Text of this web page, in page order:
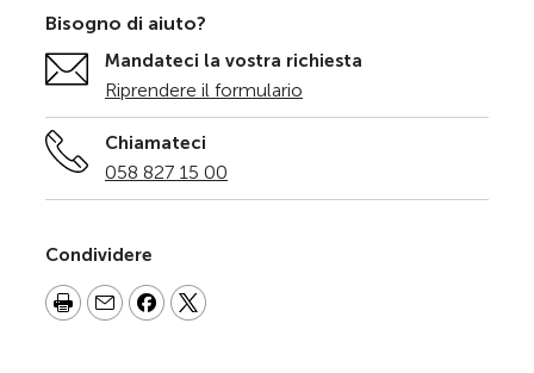
Bisogno di aiuto?
Mandateci la vostra richiesta
Riprendere il formulario
Chiamateci
058 827 15 00
Condividere